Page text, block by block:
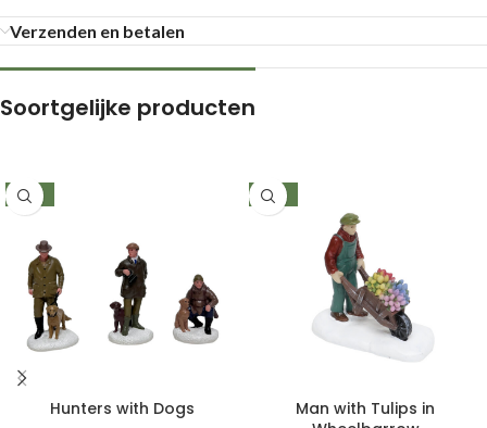
Verzenden en betalen
Soortgelijke producten
-34%
Hunters with Dogs
-35%
Man with Tulips in